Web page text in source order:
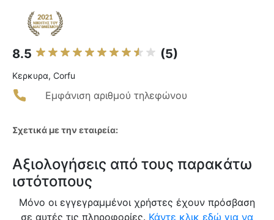
8.5 (5)
Κερκυρα, Corfu
Εμφάνιση αριθμού τηλεφώνου
Σχετικά με την εταιρεία:
Αξιολογήσεις από τους παρακάτω
ιστότοπους
Μόνο οι εγγεγραμμένοι χρήστες έχουν πρόσβαση
σε αυτές τις πληροφορίες. Κάντε κλικ εδώ για να